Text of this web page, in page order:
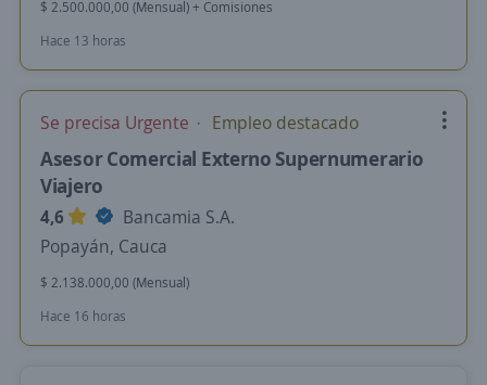
$ 2.500.000,00 (Mensual) + Comisiones
Hace 13 horas
Se precisa Urgente Empleo destacado
Asesor Comercial Externo Supernumerario
Viajero
4,6
Bancamia S.A.
Popayán, Cauca
$ 2.138.000,00 (Mensual)
Hace 16 horas